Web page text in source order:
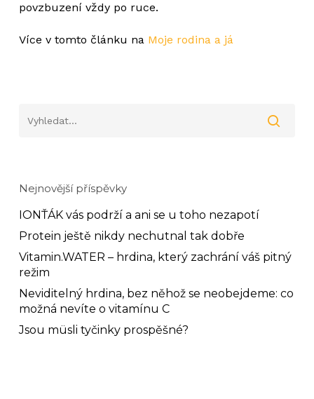
povzbuzení vždy po ruce.
Více v tomto článku na Moje rodina a já
Nejnovější příspěvky
IONŤÁK vás podrží a ani se u toho nezapotí
Protein ještě nikdy nechutnal tak dobře
Vitamin.WATER – hrdina, který zachrání váš pitný
režim
Neviditelný hrdina, bez něhož se neobejdeme: co
možná nevíte o vitamínu C
Jsou müsli tyčinky prospěšné?